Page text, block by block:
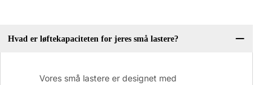
Hvad er løftekapaciteten for jeres små lastere?
Vores små lastere er designet med